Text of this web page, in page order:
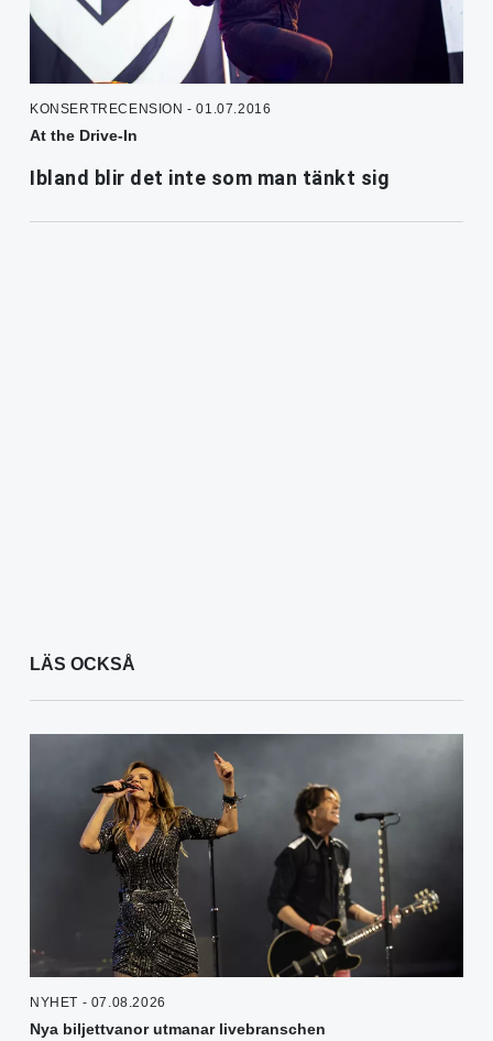
KONSERTRECENSION - 01.07.2016
At the Drive-In
Ibland blir det inte som man tänkt sig
LÄS OCKSÅ
NYHET - 07.08.2026
Nya biljettvanor utmanar livebranschen